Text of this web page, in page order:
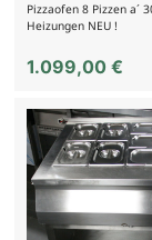
Pizzaofen 8 Pizzen a´
Heizungen NEU !
1.099,00 €